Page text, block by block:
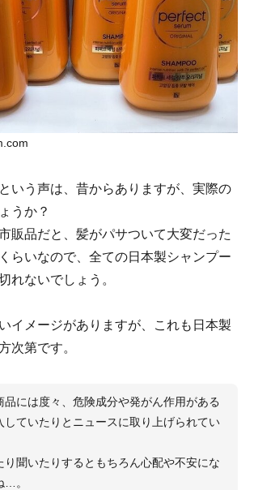
いう声は、昔からありますが、実際の
うか？
販品だと、髪がパサついて大変だった
らいなので、全ての日本製シャンプー
れないでしょう。
イメージがありますが、これも日本製
次第です。
品には度々、危険成分や発がん作用がある
していたりとニュースに取り上げられてい
り聞いたりするともちろん心配や不安にな
…。